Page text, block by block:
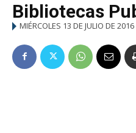
Bibliotecas
MIÉRCOLES 13 DE JULIO DE 2016